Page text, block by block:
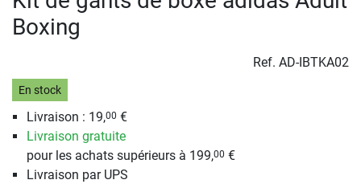
Boxing
Ref. AD-IBTKA02
En stock
Livraison : 19,00 €
Livraison gratuite
pour les achats supérieurs à 199,00 €
Livraison par UPS